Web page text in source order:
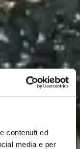
contenuti ed
media e per